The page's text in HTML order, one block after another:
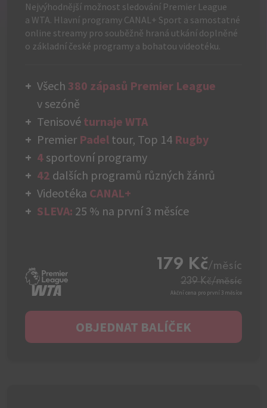
Nejvýhodnější možnost sledování Premier League
a WTA. Hlavní programy CANAL+ Sport a samostatné
online streamy pro souběžně hraná utkání doplněné
o základní české programy a bohatou videotéku.
Všech 380 zápasů Premier League
v sezóně
Tenisové turnaje WTA
Premier Padel tour, Top 14 Rugby
4 sportovní programy
42 dalších programů různých žánrů
Videotéka CANAL+
SLEVA: 25 % na první 3 měsíce
179 Kč/měsíc
239 Kč/měsíc
Akční cena pro první 3 měsíce
OBJEDNAT BALÍČEK